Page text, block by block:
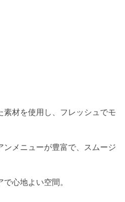
材を使用し、フレッシュでモ
ンメニューが豊富で、スムージ
心地よい空間。